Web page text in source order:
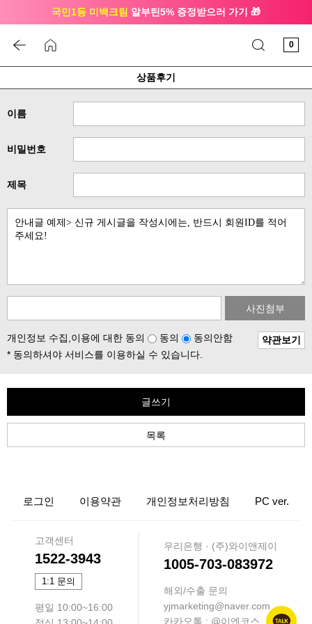
국민1등 미백크림 알부틴5% 증정받으러 가기 🎁
0
상품후기
이름
비밀번호
제목
사진첨부
개인정보 수집,이용에 대한 동의 동의 동의안함
약관보기
* 동의하셔야 서비스를 이용하실 수 있습니다.
글쓰기
목록
로그인 이용약관 개인정보처리방침 PC ver.
고객센터
1522-3943
1:1 문의
평일 10:00~16:00
우리은행 · (주)와이앤제이
1005-703-083972
해외/수출 문의
yjmarketing@naver.com
카카오톡 : @이엔코스